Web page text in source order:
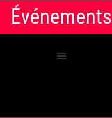
Événements